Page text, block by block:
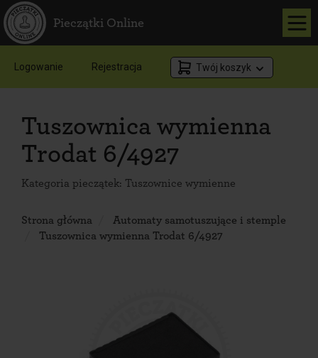
Pieczątki Online
Logowanie Rejestracja Twój koszyk
Tuszownica wymienna
Trodat 6/4927
Kategoria pieczątek: Tuszownice wymienne
Strona główna
Automaty samotuszujące i stemple
Tuszownica wymienna Trodat 6/4927